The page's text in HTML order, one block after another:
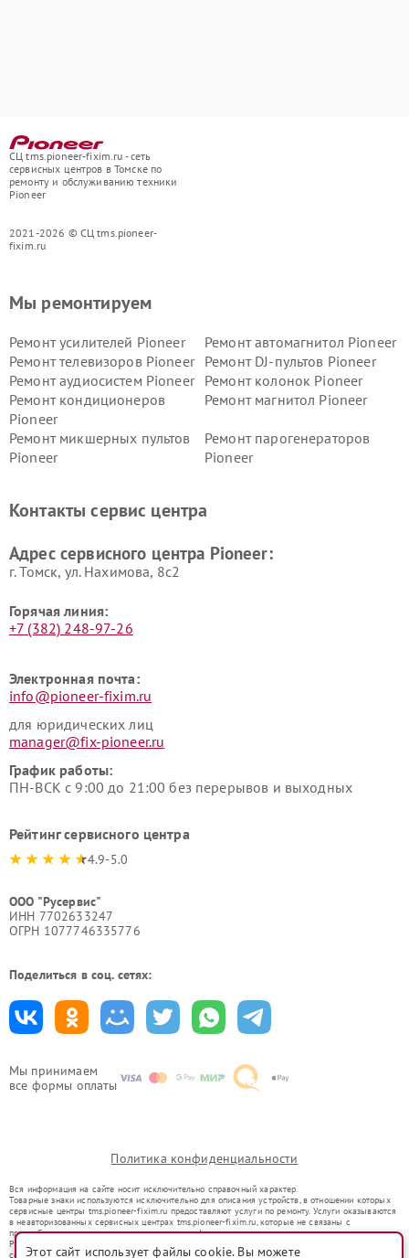
СЦ tms.pioneer-fixim.ru - сеть
сервисных центров в Томске по
ремонту и обслуживанию техники
Pioneer
2021-2026 © СЦ tms.pioneer-
fixim.ru
Мы принимаем
все формы оплаты
Мы ремонтируем
Ремонт усилителей Pioneer
Ремонт автомагнитол Pioneer
Ремонт телевизоров Pioneer
Ремонт DJ-пультов Pioneer
Ремонт аудиосистем Pioneer
Ремонт колонок Pioneer
Ремонт кондиционеров
Pioneer
Ремонт магнитол Pioneer
Ремонт микшерных пультов
Pioneer
Ремонт парогенераторов
Pioneer
Контакты сервис центра
Адрес сервисного центра Pioneer:
г. Томск, ул. Нахимова, 8с2
Горячая линия:
+7 (382) 248-97-26
Электронная почта:
info@pioneer-fixim.ru
для юридических лиц
manager@fix-pioneer.ru
График работы:
ПН-ВСК с 9:00 до 21:00 без перерывов и выходных
Рейтинг сервисного центра
4.9-5.0
ООО "Русервис"
ИНН 7702633247
ОГРН 1077746335776
Поделиться в соц. сетях:
Политика конфиденциальности
Вся информация на сайте носит исключительно справочный характер.
Товарные знаки используются исключительно для описания устройств, в отношении которых
сервисные центры tms.pioneer-fixim.ru предоставляют услуги по ремонту. Услуги оказываются
в неавторизованных сервисных центрах tms.pioneer-fixim.ru, которые не связаны с
правообладателями товарных знаков или их официальными представителями.
Ремонт осуществляется для устройств, уже введенных в гражданский оборот в соответствии
со статьей 1487 ГК РФ.
Этот сайт использует файлы cookie. Вы можете